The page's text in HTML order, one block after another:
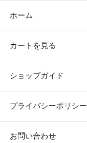
ホーム
カートを見る
ショップガイド
プライバシーポリシー
お問い合わせ